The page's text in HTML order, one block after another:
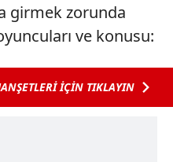
girmek zorunda
ve konusu:
İÇİN TIKLAYIN